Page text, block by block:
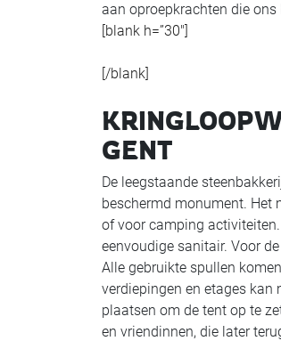
aan oproepkrachten die
[blank h=”30″]
[/blank]
GENT
De leegstaande
beschermd monument. Het
of voor camping
eenvoudige sanitair. Voor
Alle gebruikte spullen
verdiepingen en etages kan
plaatsen om de tent op te
en vriendinnen, die later